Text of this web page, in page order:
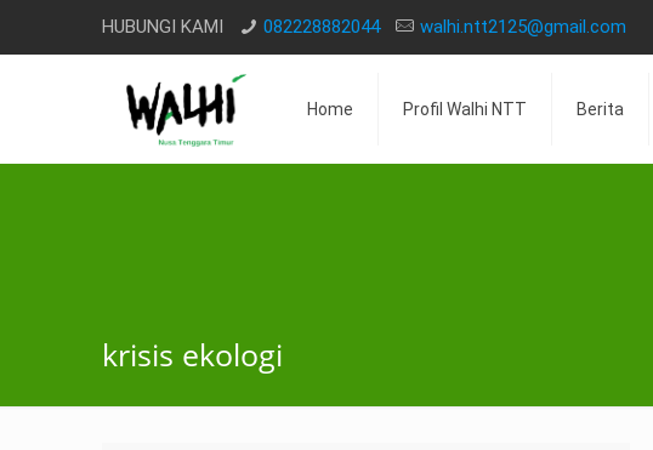
HUBUNGI KAMI 082228882044 walhi.ntt2125@gmail.com
Home Profil Walhi NTT Berita
krisis ekologi